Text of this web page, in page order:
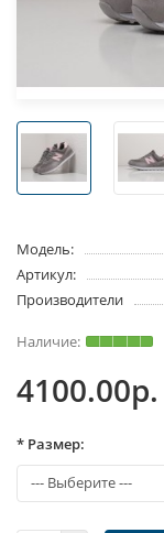
Модель:
Артикул:
Производители
4100.00р.
* Размер: